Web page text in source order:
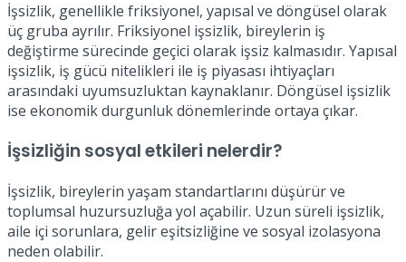
İşsizlik, genellikle friksiyonel, yapısal ve döngüsel olarak
üç gruba ayrılır. Friksiyonel işsizlik, bireylerin iş
değiştirme sürecinde geçici olarak işsiz kalmasıdır. Yapısal
işsizlik, iş gücü nitelikleri ile iş piyasası ihtiyaçları
arasındaki uyumsuzluktan kaynaklanır. Döngüsel işsizlik
ise ekonomik durgunluk dönemlerinde ortaya çıkar.
İşsizliğin sosyal etkileri nelerdir?
İşsizlik, bireylerin yaşam standartlarını düşürür ve
toplumsal huzursuzluğa yol açabilir. Uzun süreli işsizlik,
aile içi sorunlara, gelir eşitsizliğine ve sosyal izolasyona
neden olabilir.